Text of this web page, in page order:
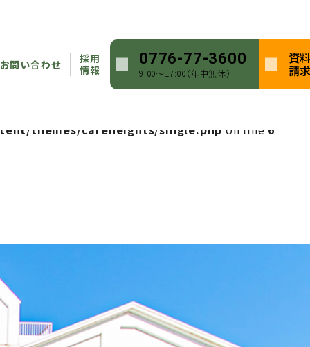
お問い合わせ
採用
情報
0776-77-3600
9:00〜17:00（年中無休）
資
請
themes/careheights/single.phpon line5
single.phpon line6
themes/careheights/single.php on line 6